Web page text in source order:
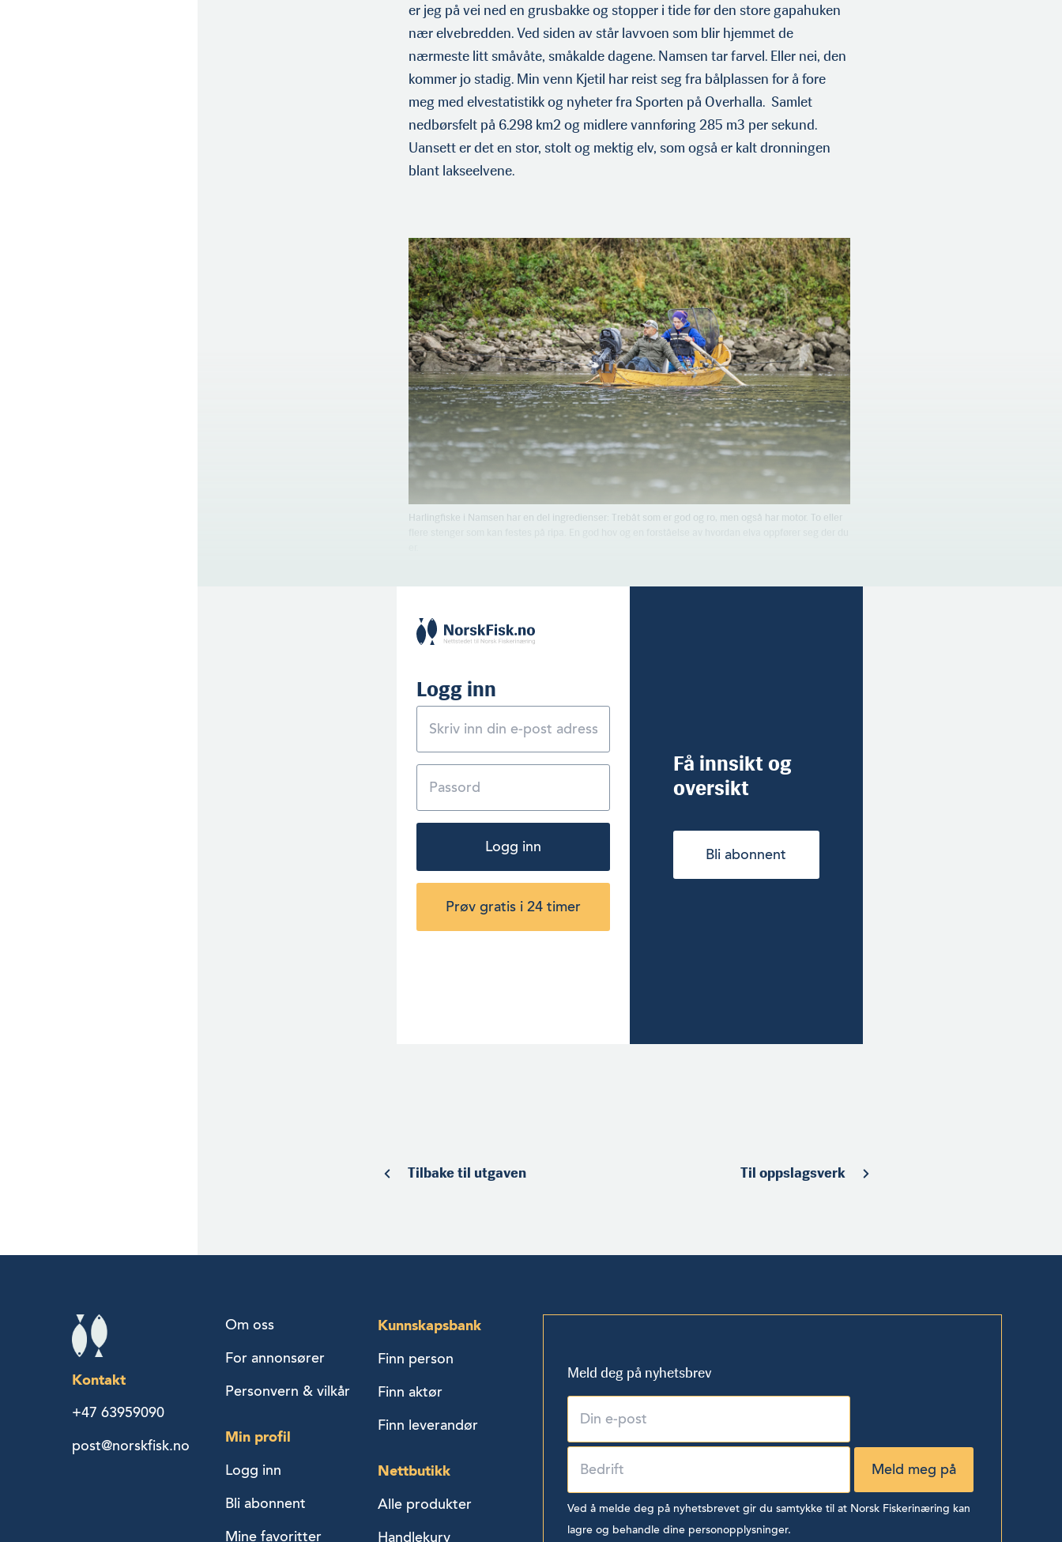
er jeg på vei ned en grusbakke og stopper i tide før den store gapahuken
nær elvebredden. Ved siden av står lavvoen som blir hjemmet de
nærmeste litt småvåte, småkalde dagene. Namsen tar farvel. Eller nei, den
kommer jo stadig. Min venn Kjetil har reist seg fra bålplassen for å fore
meg med elvestatistikk og nyheter fra Sporten på Overhalla. Samlet
nedbørsfelt på 6.298 km2 og midlere vannføring 285 m3 per sekund.
Uansett er det en stor, stolt og mektig elv, som også er kalt dronningen
blant lakseelvene.
Harlingfiske i Namsen har en del ingredienser: Trebåt som er god og ro, men også har motor. To eller
Logg inn
Logg inn
Prøv gratis i 24 timer
Få innsikt og
oversikt
Bli abonnent
Tilbake til utgaven Til oppslagsverk
Kontakt
+47 63959090
post@norskfisk.no
Om oss
For annonsører
Personvern & vilkår
Min profil
Logg inn
Bli abonnent
Mine favoritter
Kunnskapsbank
Finn person
Finn aktør
Finn leverandør
Nettbutikk
Alle produkter
Handlekurv
Meld deg på nyhetsbrev
Ved å melde deg på nyhetsbrevet gir du samtykke til at Norsk Fiskerinæring kan
lagre og behandle dine personopplysninger.